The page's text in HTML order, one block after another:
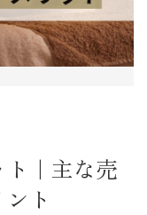
｜主な売
ト